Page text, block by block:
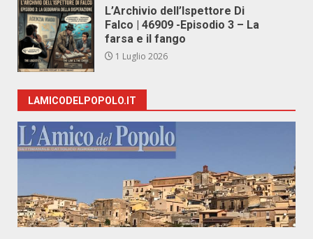
L’Archivio dell’Ispettore Di
Falco | 46909 -Episodio 3 – La
farsa e il fango
1 Luglio 2026
LAMICODELPOPOLO.IT